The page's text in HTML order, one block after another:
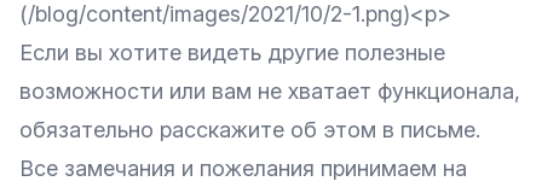
(/blog/content/images/2021/10/2-1.png)<p>
Если вы хотите видеть другие полезные
возможности или вам не хватает функционала,
обязательно расскажите об этом в письме.
Все замечания и пожелания принимаем на